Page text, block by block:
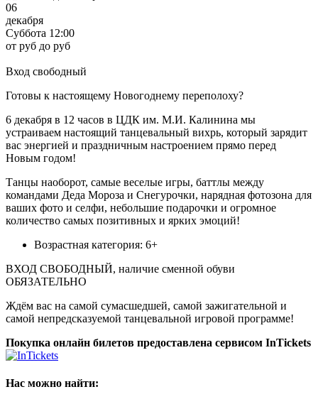
06
декабря
Суббота 12:00
от руб до руб
Вход свободный
Готовы к настоящему Новогоднему переполоху?
6 декабря в 12 часов в ЦДК им. М.И. Калинина мы
устраиваем настоящий танцевальный вихрь, который зарядит
вас энергией и праздничным настроением прямо перед
Новым годом!
Танцы наоборот, самые веселые игры, баттлы между
командами Деда Мороза и Снегурочки, нарядная фотозона для
ваших фото и селфи, небольшие подарочки и огромное
количество самых позитивных и ярких эмоций!
Возрастная категория: 6+
ВХОД СВОБОДНЫЙ, наличие сменной обуви
ОБЯЗАТЕЛЬНО
Ждём вас на самой сумасшедшей, самой зажигательной и
самой непредсказуемой танцевальной игровой программе!
Покупка онлайн билетов предоставлена сервисом InTickets
Нас можно найти: